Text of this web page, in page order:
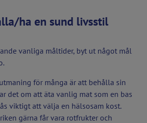
ha en sund livsstil
vanliga måltider, byt ut något mål
för många är att behålla sin
det om att äta vanlig mat som en bas
viktigt att välja en hälsosam kost.
gärna får vara rotfrukter och